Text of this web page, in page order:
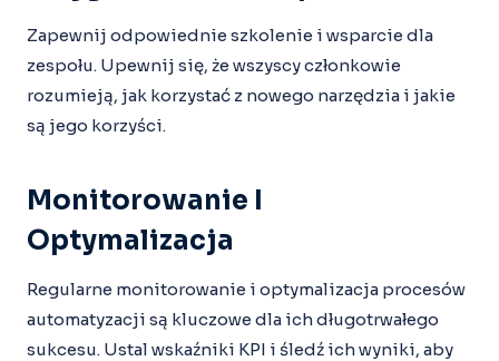
Zapewnij odpowiednie szkolenie i wsparcie dla
zespołu. Upewnij się, że wszyscy członkowie
rozumieją, jak korzystać z nowego narzędzia i jakie
są jego korzyści.
Monitorowanie I
Optymalizacja
Regularne monitorowanie i optymalizacja procesów
automatyzacji są kluczowe dla ich długotrwałego
sukcesu. Ustal wskaźniki KPI i śledź ich wyniki, aby